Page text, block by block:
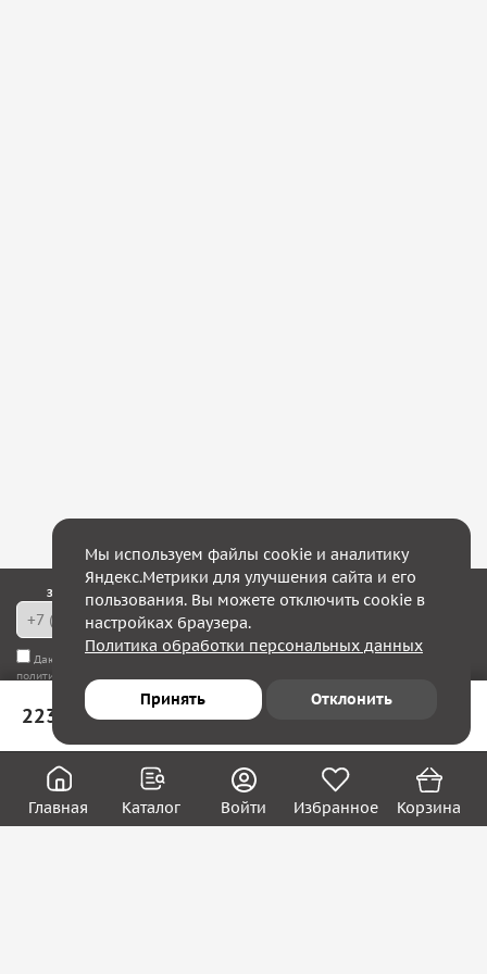
Главная Каталог Избранное
Войти Корзина
223 ₽
Закажите обратный звонок — в течение 10 минут мы с Вами свяжемся!
Даю согласие на обработку моих персональных данных
политикой конфиденциальности
Юридическим лицам
Акции
Вакансии
Контакты
Мы используем файлы cookie и аналитику
Яндекс.Метрики для улучшения сайта и его
пользования. Вы можете отключить cookie в
настройках браузера.
Политика обработки персональных данных
Принять Отклонить